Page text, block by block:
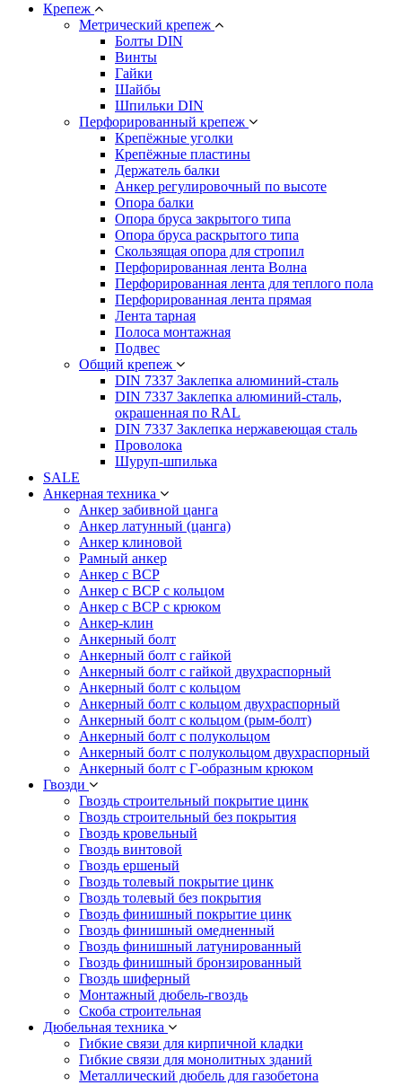
Крепеж
Метрический крепеж
Болты DIN
Винты
Гайки
Шайбы
Шпильки DIN
Перфорированный крепеж
Крепёжные уголки
Крепёжные пластины
Держатель балки
Анкер регулировочный по высоте
Опора балки
Опора бруса закрытого типа
Опора бруса раскрытого типа
Скользящая опора для стропил
Перфорированная лента Волна
Перфорированная лента для теплого пола
Перфорированная лента прямая
Лента тарная
Полоса монтажная
Подвес
Общий крепеж
DIN 7337 Заклепка алюминий-сталь
DIN 7337 Заклепка алюминий-сталь,
окрашенная по RAL
DIN 7337 Заклепка нержавеющая сталь
Проволока
Шуруп-шпилька
SALE
Анкерная техника
Анкер забивной цанга
Анкер латунный (цанга)
Анкер клиновой
Рамный анкер
Анкер с ВСР
Анкер с ВСР с кольцом
Анкер с ВСР с крюком
Анкер-клин
Анкерный болт
Анкерный болт с гайкой
Анкерный болт с гайкой двухраспорный
Анкерный болт с кольцом
Анкерный болт с кольцом двухраспорный
Анкерный болт с кольцом (рым-болт)
Анкерный болт с полукольцом
Анкерный болт с полукольцом двухраспорный
Анкерный болт с Г-образным крюком
Гвозди
Гвоздь строительный покрытие цинк
Гвоздь строительный без покрытия
Гвоздь кровельный
Гвоздь винтовой
Гвоздь ершеный
Гвоздь толевый покрытие цинк
Гвоздь толевый без покрытия
Гвоздь финишный покрытие цинк
Гвоздь финишный омедненный
Гвоздь финишный латунированный
Гвоздь финишный бронзированный
Гвоздь шиферный
Монтажный дюбель-гвоздь
Скоба строительная
Дюбельная техника
Гибкие связи для кирпичной кладки
Гибкие связи для монолитных зданий
Металлический дюбель для газобетона